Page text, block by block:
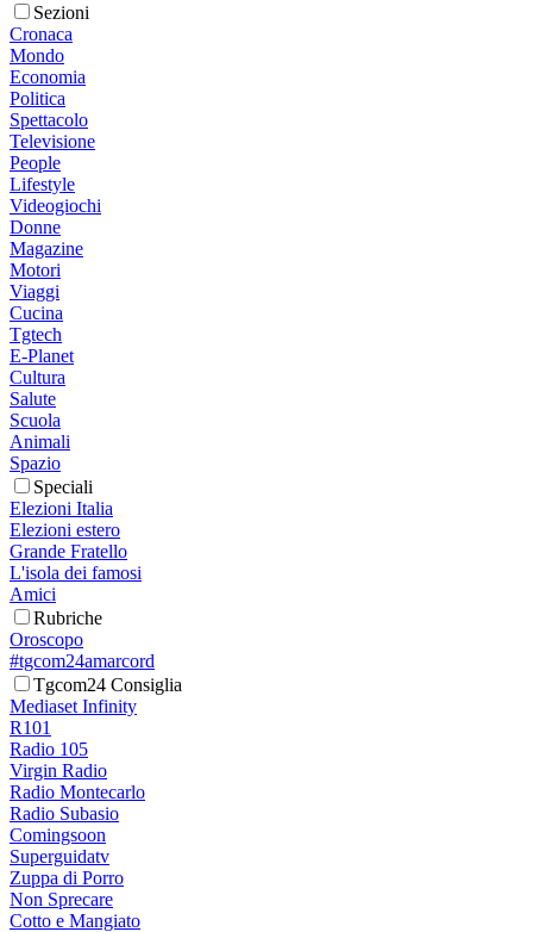
Sezioni
Cronaca
Mondo
Economia
Politica
Spettacolo
Televisione
People
Lifestyle
Videogiochi
Donne
Magazine
Motori
Viaggi
Cucina
Tgtech
E-Planet
Cultura
Salute
Scuola
Animali
Spazio
Speciali
Elezioni Italia
Elezioni estero
Grande Fratello
L'isola dei famosi
Amici
Rubriche
Oroscopo
#tgcom24amarcord
Tgcom24 Consiglia
Mediaset Infinity
R101
Radio 105
Virgin Radio
Radio Montecarlo
Radio Subasio
Comingsoon
Superguidatv
Zuppa di Porro
Non Sprecare
Cotto e Mangiato